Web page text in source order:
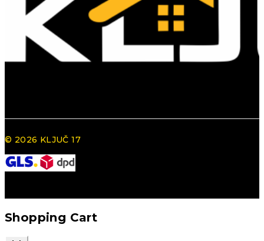
© 2026 KLJUČ 17
Shopping Cart